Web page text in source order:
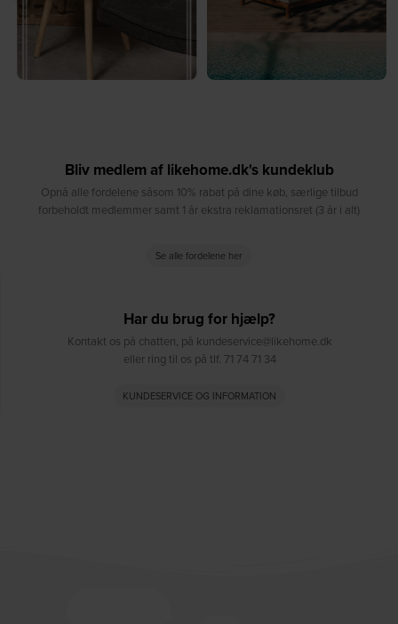
Bliv medlem af likehome.dk's kundeklub
Opnå alle fordelene såsom 10% rabat på dine køb, særlige tilbud
forbeholdt medlemmer samt 1 år ekstra reklamationsret (3 år i alt)
Se alle fordelene her
Har du brug for hjælp?
Kontakt os på chatten, på kundeservice@likehome.dk
eller ring til os på tlf. 71 74 71 34
KUNDESERVICE OG INFORMATION